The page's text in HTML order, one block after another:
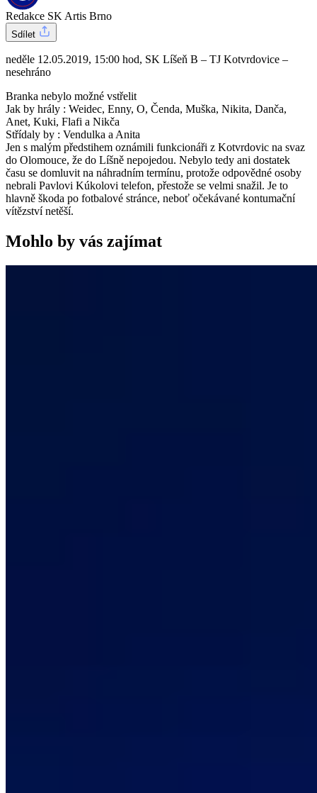
Redakce SK Artis Brno
Sdílet
neděle 12.05.2019, 15:00 hod, SK Líšeň B – TJ Kotvrdovice –
nesehráno
Branka nebylo možné vstřelit
Jak by hrály : Weidec, Enny, O, Čenda, Muška, Nikita, Danča,
Anet, Kuki, Flafi a Nikča
Střídaly by : Vendulka a Anita
Jen s malým předstihem oznámili funkcionáři z Kotvrdovic na svaz
do Olomouce, že do Líšně nepojedou. Nebylo tedy ani dostatek
času se domluvit na náhradním termínu, protože odpovědné osoby
nebrali Pavlovi Kúkolovi telefon, přestože se velmi snažil. Je to
hlavně škoda po fotbalové stránce, neboť očekávané kontumační
vítězství netěší.
Mohlo by vás zajímat